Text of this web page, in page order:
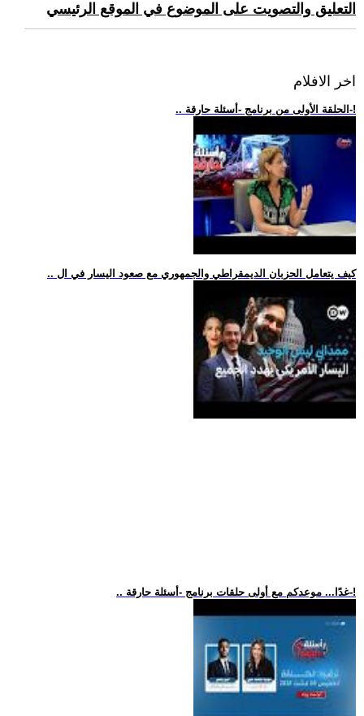
التعليق والتصويت على الموضوع في الموقع الرئيسي
اخر الافلام
.. الحلقة الأولى من برنامج -أسئلة حارقة-!
.. كيف يتعامل الحزبان الديمقراطي والجمهوري مع صعود اليسار في ال
.. غدًا... موعدكم مع أولى حلقات برنامج -أسئلة حارقة-!